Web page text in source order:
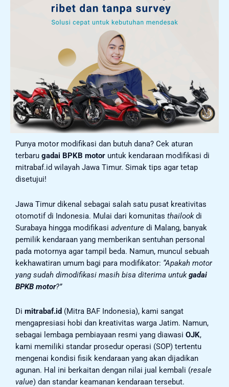
Punya motor modifikasi dan butuh dana? Cek aturan
terbaru gadai BPKB motor untuk kendaraan modifikasi di
mitrabaf.id wilayah Jawa Timur. Simak tips agar tetap
disetujui!
Jawa Timur dikenal sebagai salah satu pusat kreativitas
otomotif di Indonesia. Mulai dari komunitas thailookdi
Surabaya hingga modifikasi adventure di Malang, banyak
pemilik kendaraan yang memberikan sentuhan personal
pada motornya agar tampil beda. Namun, muncul sebuah
kekhawatiran umum bagi para modifikator: “Apakah motor
yang sudah dimodifikasi masih bisa diterima untukgadai
BPKB motor?”
Di mitrabaf.id (Mitra BAF Indonesia), kami sangat
mengapresiasi hobi dan kreativitas warga Jatim. Namun,
sebagai lembaga pembiayaan resmi yang diawasi OJK,
kami memiliki standar prosedur operasi (SOP) tertentu
mengenai kondisi fisik kendaraan yang akan dijadikan
agunan. Hal ini berkaitan dengan nilai jual kembali (resale
value) dan standar keamanan kendaraan tersebut.